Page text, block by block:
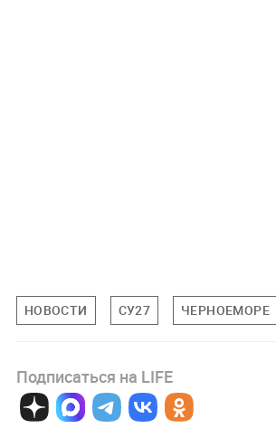
НОВОСТИ СУ27 ЧЕРНОЕМОРЕ
Подписаться на LIFE